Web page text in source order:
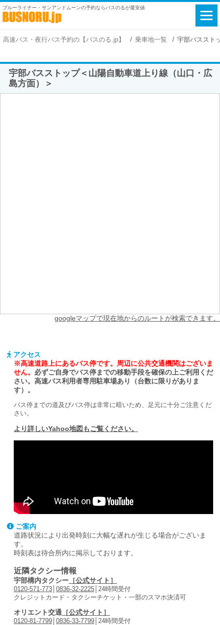
ブルーライナー・サンアンドムーンの予約ならバスのるが最安値
高速バス・夜行バス予約の【バスのる.jp】 乗車地一覧 宇部バススト
宇部バスストップ＜山陽自動車道上り線（山口・広
島方面）＞
googleマップで現在地からのルートが検索できます。
アクセス
※高速道路上にあるバス停です。周辺に公共交通機関はございま
せん。 必ずご自身でバス停までの移動手段を確保の上ご利用くだ
さい。 高速バス利用者専用駐車場あり（台数に限りがありま
す）。
バス停までの道及びバス停は非常に暗いため、足元に十分ご注意くだ
さい。
より詳しいYahoo地図もご覧ください。
ご案内
道路状況により出発時刻に大幅な遅れが生じる場合がございま
す。
時刻表は待合所内に掲示しております。
近隣タクシー情報
宇部構内タクシー ［公式サイト］
0120-571-773 0836-32-2225 │24時間受付
クレジットカード・タクシーチケット・一部のスマホ決済可
オリエント交通 ［公式サイト］
0120-81-7799 0836-33-7799 │24時間受付